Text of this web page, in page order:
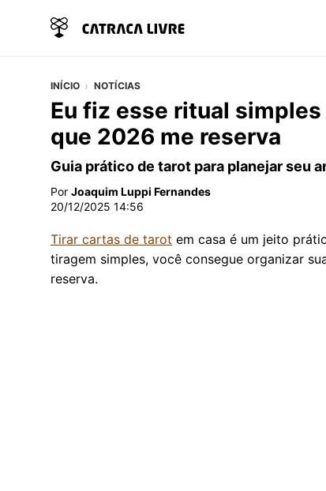
INÍCIO NOTÍCIAS
Eu fiz esse ritual
que 2026 me reserva
Guia prático de tarot para planejar seu
Por Joaquim Luppi Fernandes
20/12/2025 14:56
Tirar cartas de tarot em casa é um jeito
tiragem simples, você consegue organizar
reserva.